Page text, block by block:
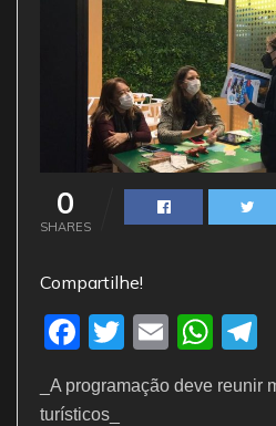
0
SHARES
Compartilhe!
F
c
T
w
itt
E
m
ai
W
at e
_A programação deve reunir
turísticos_